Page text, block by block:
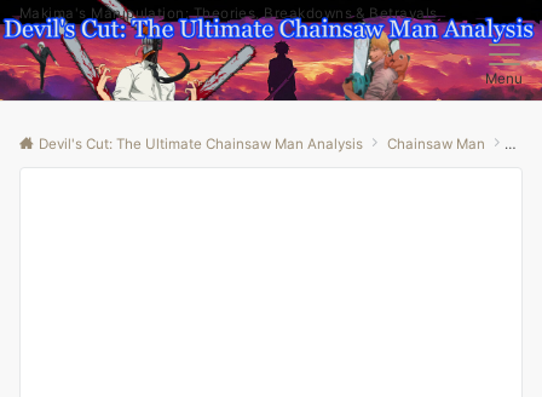
Makima's Manipulation: Theories, Breakdowns & Betrayals
Menu
Devil's Cut: The Ultimate Chainsaw Man Analysis Chainsaw Man